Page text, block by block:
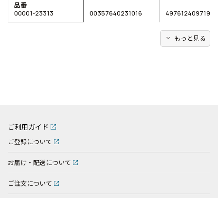
品番
00001-23313
00357640231016 4976124097195
expand_more もっと見る
ご利用ガイド
ご登録について
お届け・配送について
ご注文について